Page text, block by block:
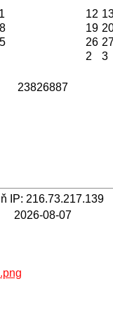
12
19
26
2 3
23826887
IP: 216.73.217.139
2026-08-07